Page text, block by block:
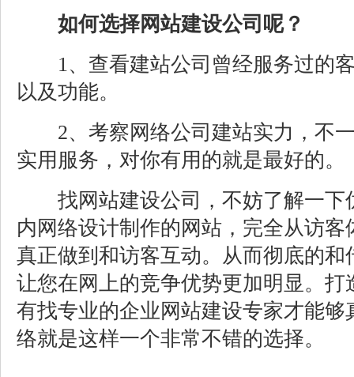
如何选择网站建设公司呢？
1、查看建站公司曾经服务过的客
以及功能。
2、考察网络公司建站实力，不一
实用服务，对你有用的就是最好的。
找网站建设公司，不妨了解一下
内网络设计制作的网站，完全从访
真正做到和访客互动。从而彻底的
让您在网上的竞争优势更加明显。
有找专业的企业网站建设专家才能
络就是这样一个非常不错的选择。